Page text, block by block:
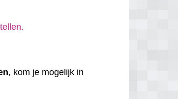
, kom je mogelijk in